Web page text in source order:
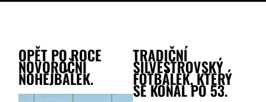
OPĚT PO ROCE
NOVOROČNÍ
NOHEJBÁLEK.
TRADIČNÍ
SILVESTROVSKÝ
FOTBÁLEK, KTERÝ
SE KONAL PO 53.